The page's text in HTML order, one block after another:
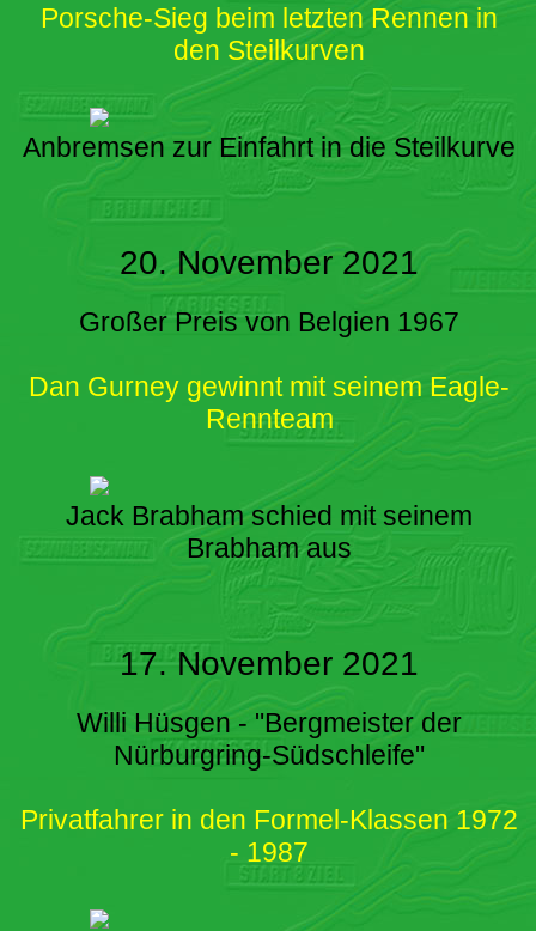
Porsche-Sieg beim letzten Rennen in
den Steilkurven
Anbremsen zur Einfahrt in die Steilkurve
20. November 2021
Großer Preis von Belgien 1967
Dan Gurney gewinnt mit seinem Eagle-
Rennteam
Jack Brabham schied mit seinem
Brabham aus
17. November 2021
Willi Hüsgen - "Bergmeister der
Nürburgring-Südschleife"
Privatfahrer in den Formel-Klassen 1972
- 1987